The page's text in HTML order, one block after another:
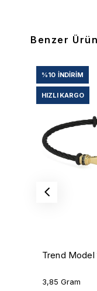
Benzer
Trend Model
3,85 Gram
%10 İNDIRIM
HIZLI KARGO